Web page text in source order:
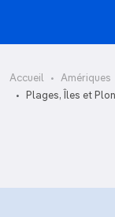
Accueil Amériques
Plages, Îles et